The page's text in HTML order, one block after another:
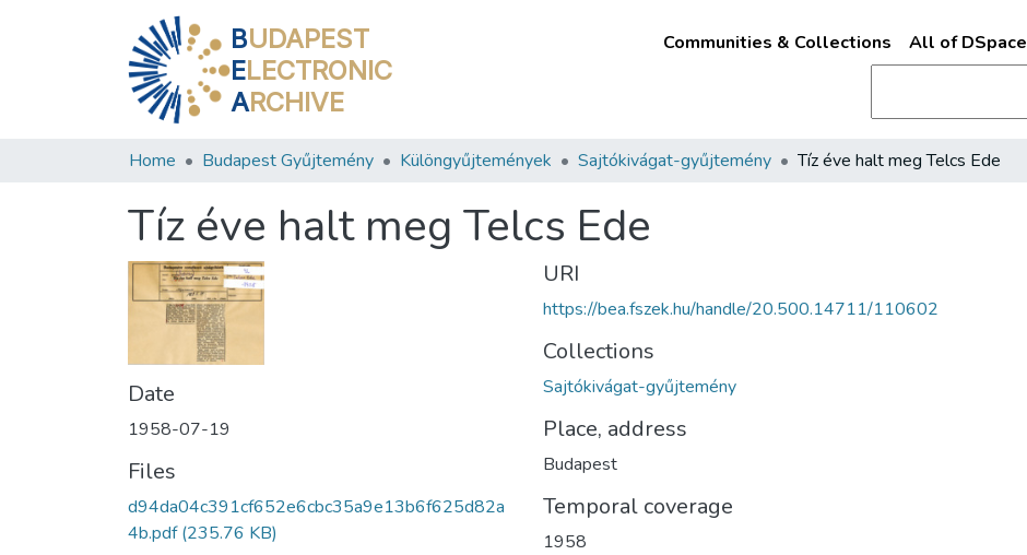
BUDAPEST
ELECTRONIC
ARCHIVE
Communities & Collections All of DSpace
Home Budapest Gyűjtemény Különgyűjtemények Sajtókivágat-gyűjtemény Tíz éve halt meg Telcs Ede
Tíz éve halt meg Telcs Ede
Date
1958-07-19
Files
d94da04c391cf652e6cbc35a9e13b6f625d82a
4b.pdf(235.76 KB)
URI
https://bea.fszek.hu/handle/20.500.14711/110602
Collections
Sajtókivágat-gyűjtemény
Place, address
Budapest
Temporal coverage
1958